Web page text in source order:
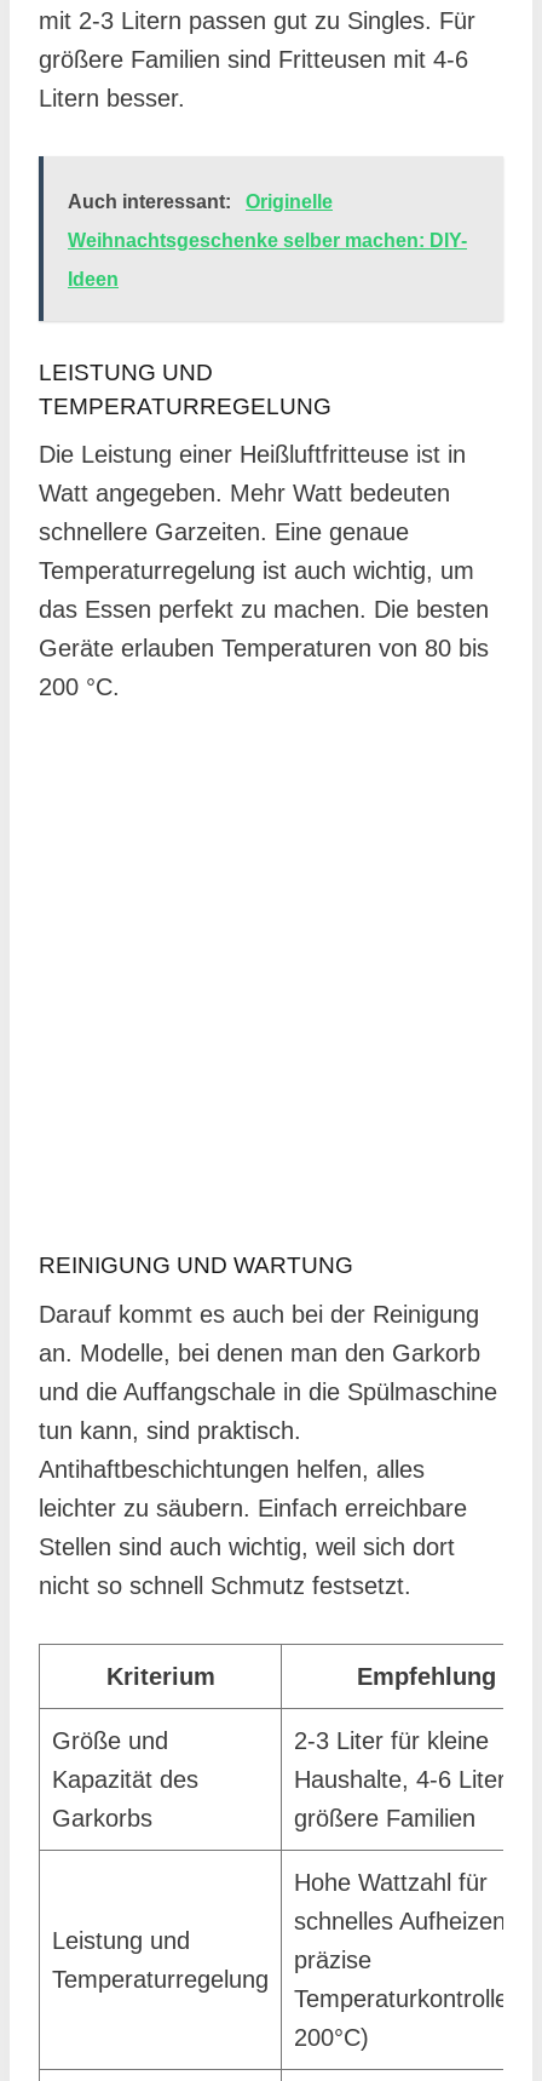
mit 2-3 Litern passen gut zu Singles. Für
größere Familien sind Fritteusen mit 4-6
Litern besser.
Auch interessant:
Originelle
Weihnachtsgeschenke selber machen: DIY-
Ideen
LEISTUNG UND
TEMPERATURREGELUNG
Die Leistung einer Heißluftfritteuse ist in
Watt angegeben. Mehr Watt bedeuten
schnellere Garzeiten. Eine genaue
Temperaturregelung ist auch wichtig, um
das Essen perfekt zu machen. Die besten
Geräte erlauben Temperaturen von 80 bis
200 °C.
REINIGUNG UND WARTUNG
Darauf kommt es auch bei der Reinigung
an. Modelle, bei denen man den Garkorb
und die Auffangschale in die Spülmaschine
tun kann, sind praktisch.
Antihaftbeschichtungen helfen, alles
leichter zu säubern. Einfach erreichbare
Stellen sind auch wichtig, weil sich dort
nicht so schnell Schmutz festsetzt.
Kriterium Empfehlung
Größe und
Kapazität des
Garkorbs
2-3 Liter für kleine
Haushalte, 4-6 Liter für
größere Familien
Leistung und
Temperaturregelung
Hohe Wattzahl für
schnelles Aufheizen,
präzise
Temperaturkontrolle
200°C)